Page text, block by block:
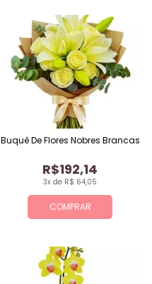
COMPRAR
3x de R$ 64,05
R$192,14
Buquê De Flores Nobres Brancas